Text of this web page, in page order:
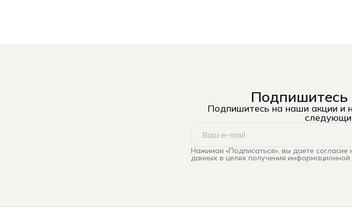
Подпишитесь
Подпишитесь на наши акции и
Нажимая «Подписаться», вы даете
данных в целях получения